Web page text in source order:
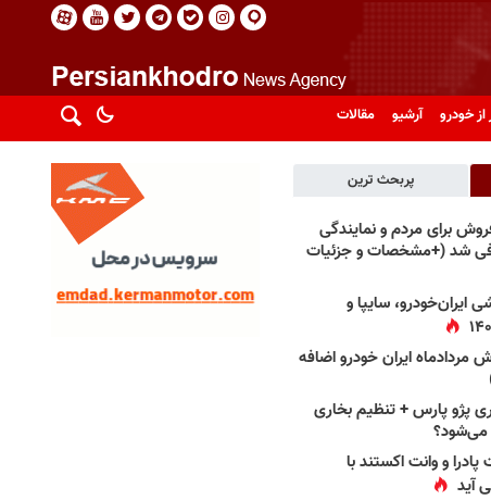
از خودرو آرشیو مقالات
پربحث ترین
برای مردم و نمایندگی
شد (+مشخصات و جزئیات
ایران‌خودرو، سایپا و
مردادماه ایران خودرو اضافه
پژو پارس + تنظیم بخاری
می‌شود؟
و وانت اکستند با
آید